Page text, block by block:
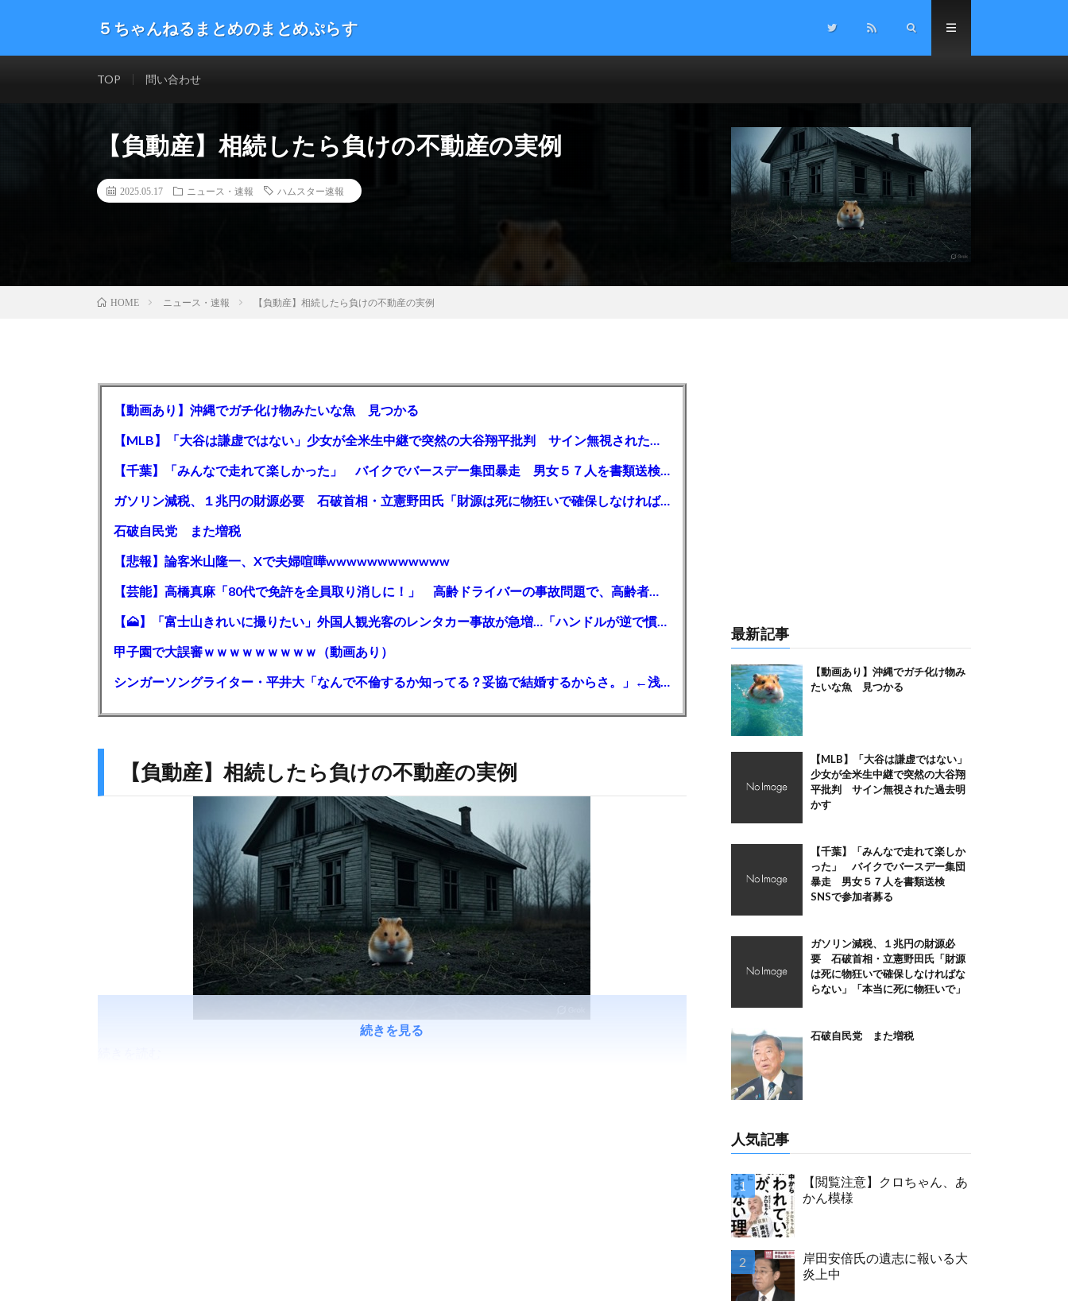
５ちゃんねるまとめのまとめぷらす
した。ネタ・速報 エンタメ 生活 趣味 漫画アニメ ゲーム サイエンス マネー 海外の反応
TOP 問い合わせ
【負動産】相続したら負けの不動産の実例
2025.05.17 ニュース・速報 ハムスター速報
HOME ニュース・速報 【負動産】相続したら負けの不動産の実例
【動画あり】沖縄でガチ化け物みたいな魚 見つかる
【MLB】「大谷は謙虚ではない」少女が全米生中継で突然の大谷翔平批判 サイン無視された過去明かす
【千葉】「みんなで走れて楽しかった」 バイクでバースデー集団暴走 男女５７人を書類送検 SNSで参加者募る
ガソリン減税、１兆円の財源必要 石破首相・立憲野田氏「財源は死に物狂いで確保しなければならない」「本当に死に物狂いで」
石破自民党 また増税
【悲報】論客米山隆一、Xで夫婦喧嘩wwwwwwwwwwww
【芸能】高橋真麻「80代で免許を全員取り消しに！」 高齢ドライバーの事故問題で、高齢者の運転免許取り消し法を提案
【🗻】「富士山きれいに撮りたい」外国人観光客のレンタカー事故が急増…「ハンドルが逆で慣れず」、道の狭さも
甲子園で大誤審ｗｗｗｗｗｗｗｗｗ（動画あり）
シンガーソングライター・平井大「なんで不倫するか知ってる？妥協で結婚するからさ。」←浅すぎると大炎上
【負動産】相続したら負けの不動産の実例
続きを見る
最新記事
【動画あり】沖縄でガチ化け物み
たいな魚 見つかる
【MLB】「大谷は謙虚ではない」
少女が全米生中継で突然の大谷翔
平批判 サイン無視された過去明
かす
【千葉】「みんなで走れて楽しか
った」 バイクでバースデー集団
暴走 男女５７人を書類送検
SNSで参加者募る
ガソリン減税、１兆円の財源必
要 石破首相・立憲野田氏「財源
は死に物狂いで確保しなければな
らない」「本当に死に物狂いで」
石破自民党 また増税
人気記事
【閲覧注意】クロちゃん、あ
かん模様
岸田安倍氏の遺志に報いる大
炎上中